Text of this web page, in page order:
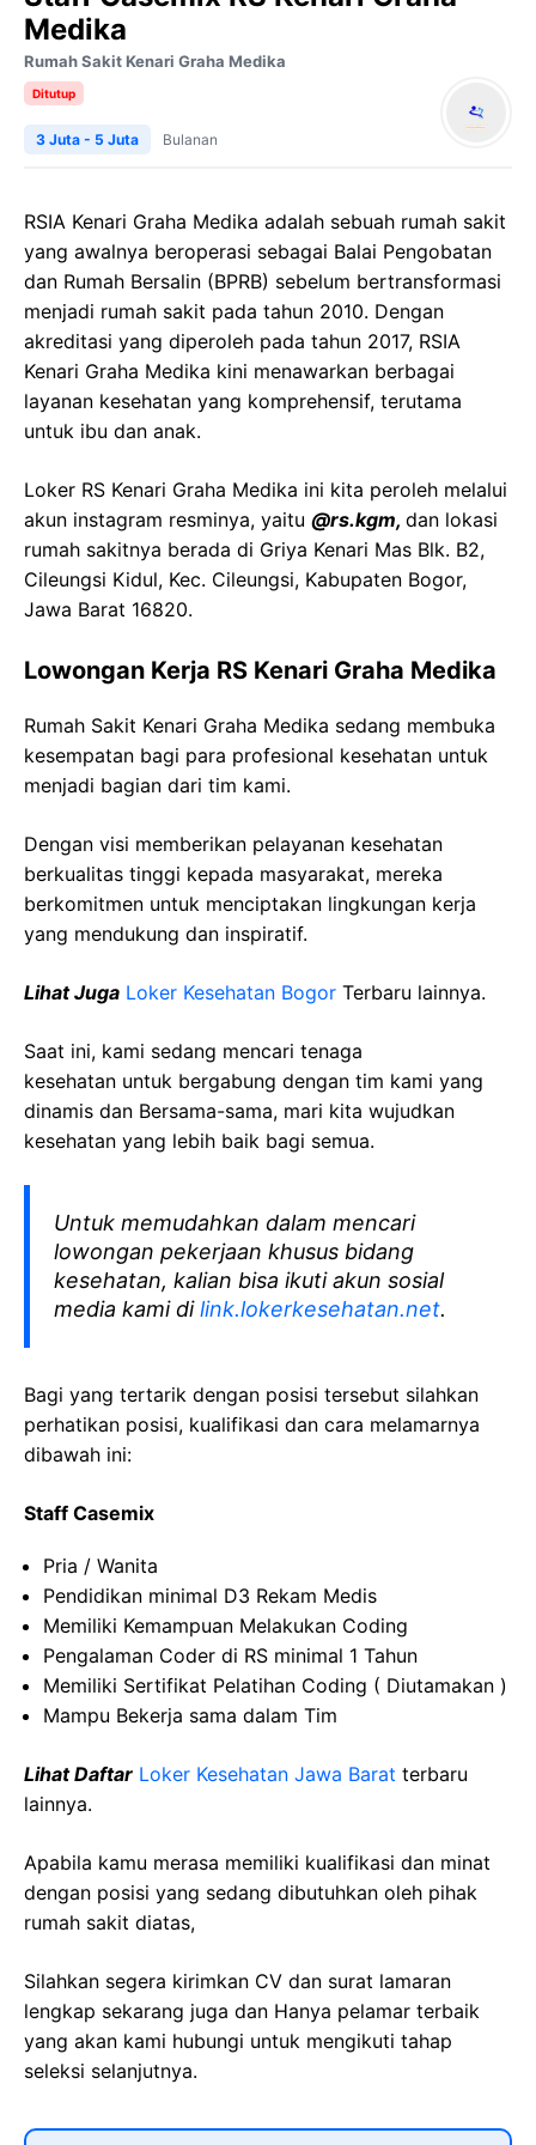
Medika
Rumah Sakit Kenari Graha Medika
Ditutup
3 Juta - 5 Juta Bulanan
RSIA Kenari Graha Medika adalah sebuah rumah sakit
yang awalnya beroperasi sebagai Balai Pengobatan
dan Rumah Bersalin (BPRB) sebelum bertransformasi
menjadi rumah sakit pada tahun 2010. Dengan
akreditasi yang diperoleh pada tahun 2017, RSIA
Kenari Graha Medika kini menawarkan berbagai
layanan kesehatan yang komprehensif, terutama
untuk ibu dan anak.
Loker RS Kenari Graha Medika ini kita peroleh melalui
akun instagram resminya, yaitu @rs.kgm, dan lokasi
rumah sakitnya berada di Griya Kenari Mas Blk. B2,
Cileungsi Kidul, Kec. Cileungsi, Kabupaten Bogor,
Jawa Barat 16820.
Lowongan Kerja RS Kenari Graha Medika
Rumah Sakit Kenari Graha Medika sedang membuka
kesempatan bagi para profesional kesehatan untuk
menjadi bagian dari tim kami.
Dengan visi memberikan pelayanan kesehatan
berkualitas tinggi kepada masyarakat, mereka
berkomitmen untuk menciptakan lingkungan kerja
yang mendukung dan inspiratif.
Lihat Juga Loker Kesehatan Bogor Terbaru lainnya.
Saat ini, kami sedang mencari tenaga
kesehatan untuk bergabung dengan tim kami yang
dinamis dan Bersama-sama, mari kita wujudkan
kesehatan yang lebih baik bagi semua.
Untuk memudahkan dalam mencari
lowongan pekerjaan khusus bidang
kesehatan, kalian bisa ikuti akun sosial
media kami dilink.lokerkesehatan.net.
Bagi yang tertarik dengan posisi tersebut silahkan
perhatikan posisi, kualifikasi dan cara melamarnya
dibawah ini:
Staff Casemix
Pria / Wanita
Pendidikan minimal D3 Rekam Medis
Memiliki Kemampuan Melakukan Coding
Pengalaman Coder di RS minimal 1 Tahun
Memiliki Sertifikat Pelatihan Coding ( Diutamakan )
Mampu Bekerja sama dalam Tim
Lihat Daftar Loker Kesehatan Jawa Barat terbaru
lainnya.
Apabila kamu merasa memiliki kualifikasi dan minat
dengan posisi yang sedang dibutuhkan oleh pihak
rumah sakit diatas,
Silahkan segera kirimkan CV dan surat lamaran
lengkap sekarang juga dan Hanya pelamar terbaik
yang akan kami hubungi untuk mengikuti tahap
seleksi selanjutnya.